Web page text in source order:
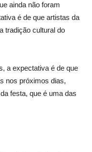
ainda não foram
é de que artistas da
tradição cultural do
a expectativa é de que
nos próximos dias,
festa, que é uma das